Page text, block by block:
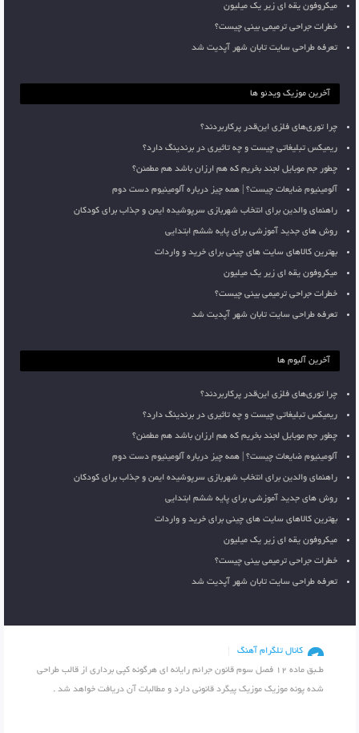
میکروفون یقه ای زیر یک میلیون
خطرات جراحی ترمیمی بینی چیست؟
تعرفه طراحی سایت تابان شهر آپدیت شد
آخرین موزیک ویدئو ها
چرا توری‌های فلزی این‌قدر پرکاربردند؟
ریمیکس تبلیغاتی چیست و چه تاثیری در برندینگ دارد؟
چطور جم موبایل لجند بخریم که هم ارزان باشد هم مطمئن؟
آلومینیوم ضایعات چیست؟ | همه چیز درباره آلومینیوم دست دوم
راهنمای والدین برای انتخاب شهربازی سرپوشیده ایمن و جذاب برای کودکان
روش های جدید آموزشی برای پایه ششم ابتدایی
بهترین کالاهای سایت های چینی برای خرید و واردات
میکروفون یقه ای زیر یک میلیون
خطرات جراحی ترمیمی بینی چیست؟
تعرفه طراحی سایت تابان شهر آپدیت شد
آخرین آلبوم ها
چرا توری‌های فلزی این‌قدر پرکاربردند؟
ریمیکس تبلیغاتی چیست و چه تاثیری در برندینگ دارد؟
چطور جم موبایل لجند بخریم که هم ارزان باشد هم مطمئن؟
آلومینیوم ضایعات چیست؟ | همه چیز درباره آلومینیوم دست دوم
راهنمای والدین برای انتخاب شهربازی سرپوشیده ایمن و جذاب برای کودکان
روش های جدید آموزشی برای پایه ششم ابتدایی
بهترین کالاهای سایت های چینی برای خرید و واردات
میکروفون یقه ای زیر یک میلیون
خطرات جراحی ترمیمی بینی چیست؟
تعرفه طراحی سایت تابان شهر آپدیت شد
کانال تلگرام آهنگ
طـبق ماده 12 فصل سوم قانون جرائم رایانه ای هرگونه کپی برداری از قالب طراحی
شده پونه موزیک موزیک پیگرد قانونی دارد و مطالبات آن دریافت خواهد شد .